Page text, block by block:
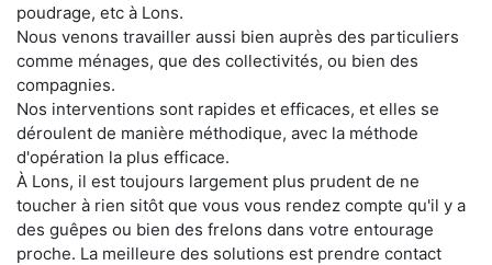
poudrage, etc à Lons.
Nous venons travailler aussi bien auprès des particuliers
comme ménages, que des collectivités, ou bien des
compagnies.
Nos interventions sont rapides et efficaces, et elles se
déroulent de manière méthodique, avec la méthode
d'opération la plus efficace.
À Lons, il est toujours largement plus prudent de ne
toucher à rien sitôt que vous vous rendez compte qu'il y a
des guêpes ou bien des frelons dans votre entourage
proche. La meilleure des solutions est prendre contact